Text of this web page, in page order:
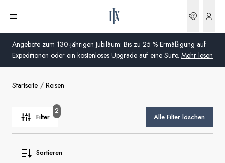
Angebote zum 130-jährigen Jubiläum: Bis zu 25 % Ermäßigung auf
Expeditionen oder ein kostenloses Upgrade auf eine Suite. Mehr lesen
Menü öffnen
Australien
Vereinigtes Königreich (England, Schottland, Wales
Global
Startseite Reisen
Filter
2
Alle Filter löschen
Sortieren